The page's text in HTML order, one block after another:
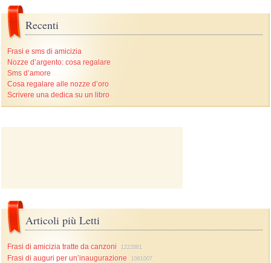
Recenti
Frasi e sms di amicizia
Nozze d’argento: cosa regalare
Sms d’amore
Cosa regalare alle nozze d’oro
Scrivere una dedica su un libro
Articoli più Letti
Frasi di amicizia tratte da canzoni 1222881
Frasi di auguri per un’inaugurazione 1061007